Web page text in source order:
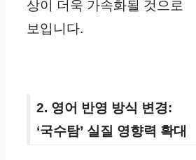
상이 더욱 가속화될 것으로
보입니다.
2. 영어 반영 방식 변경:
‘국수탐’ 실질 영향력 확대